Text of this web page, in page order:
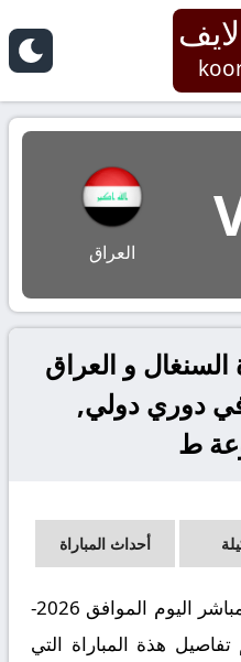
العراق
و العراق
2026-06-26 في دوري دولي,
ط
أحداث المباراة
مباراة السنغال و العراق بث مباشر اليوم الموافق 2026-
تفاصيل هذة المباراة التي